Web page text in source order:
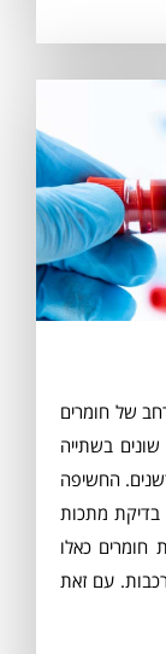
של חומרים
בשתייה
החשיפה
בדיקת מתכות
כאלו
עם זאת